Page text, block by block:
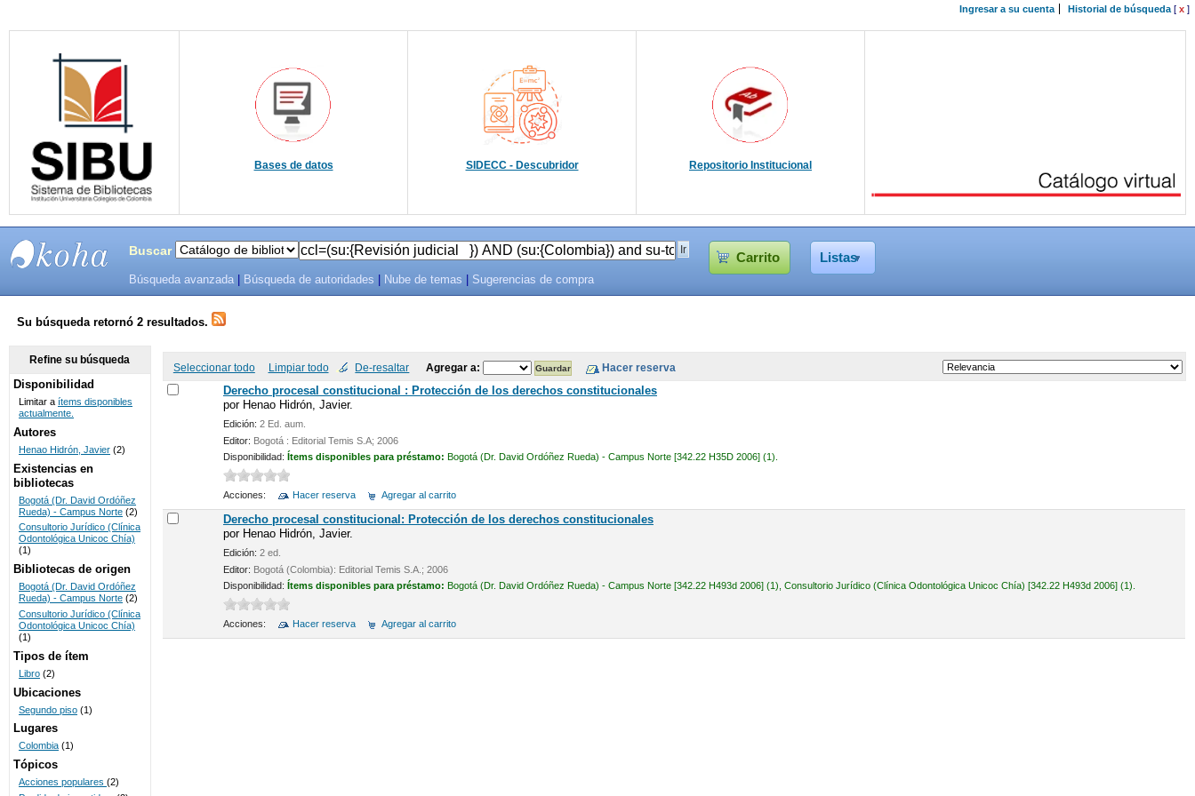
Ingresar a su cuenta Historial de búsqueda[ x ]
Bases de datos SIDECC - Descubridor Repositorio Institucional
SISTEMAS
DE
BIBLIOTECAS
UNICOC
Buscar Carrito Listas
Búsqueda avanzada Búsqueda de autoridades Nube de temas Sugerencias de compra
Su búsqueda retornó 2 resultados.
Seleccionar todo Limpiar todo De-resaltar Agregar a:
Derecho procesal constitucional : Protección de los derechos constitucionales
por Henao Hidrón, Javier.
Edición: 2 Ed. aum.
Editor: Bogotá : Editorial Temis S.A; 2006
Disponibilidad: Ítems disponibles para préstamo: Bogotá (Dr. David Ordóñez Rueda) - Campus Norte [342.22 H35D 2006] (1).
Acciones: Hacer reserva Agregar al carrito
Derecho procesal constitucional: Protección de los derechos constitucionales
por Henao Hidrón, Javier.
Edición: 2 ed.
Editor: Bogotá (Colombia): Editorial Temis S.A.; 2006
Disponibilidad: Ítems disponibles para préstamo: Bogotá (Dr. David Ordóñez Rueda) - Campus Norte [342.22 H493d 2006] (1), Consultorio Jurídico (Clínica Odontológica Unicoc Chía) [342.22 H493d 2006] (1).
Acciones: Hacer reserva Agregar al carrito
Refine su búsqueda
Disponibilidad
Limitar a ítems disponibles
actualmente.
Autores
Henao Hidrón, Javier (2)
Existencias en
bibliotecas
Bogotá (Dr. David Ordóñez
Rueda) - Campus Norte (2)
Consultorio Jurídico (Clínica
Odontológica Unicoc Chía)
(1)
Bibliotecas de origen
Bogotá (Dr. David Ordóñez
Rueda) - Campus Norte (2)
Consultorio Jurídico (Clínica
Odontológica Unicoc Chía)
(1)
Tipos de ítem
Libro (2)
Ubicaciones
Segundo piso (1)
Lugares
Colombia (1)
Tópicos
Acciones populares (2)